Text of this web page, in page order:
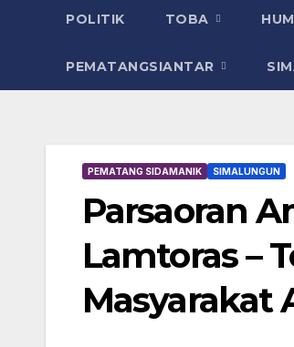
POLITIK TOBA
PEMATANGSIANTAR
PEMATANG SIDAMANIK SIMALUNGUN
Parsaoran
Lamtoras –
Masyarakat